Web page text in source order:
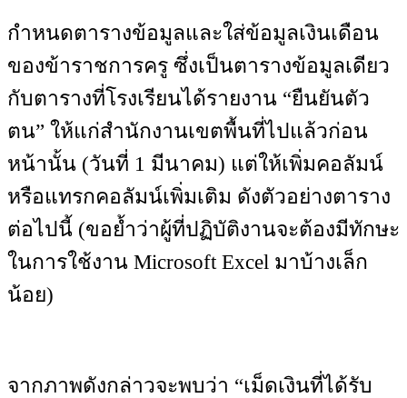
กำหนดตารางข้อมูลและใส่ข้อมูลเงินเดือน
ของข้าราชการครู ซึ่งเป็นตารางข้อมูลเดียว
กับตารางที่โรงเรียนได้รายงาน “ยืนยันตัว
ตน” ให้แก่สำนักงานเขตพื้นที่ไปแล้วก่อน
หน้านั้น (วันที่ 1 มีนาคม) แต่ให้เพิ่มคอลัมน์
หรือแทรกคอลัมน์เพิ่มเติม ดังตัวอย่างตาราง
ต่อไปนี้ (ขอย้ำว่าผู้ที่ปฏิบัติงานจะต้องมีทักษะ
ในการใช้งาน Microsoft Excel มาบ้างเล็ก
น้อย)
จากภาพดังกล่าวจะพบว่า “เม็ดเงินที่ได้รับ